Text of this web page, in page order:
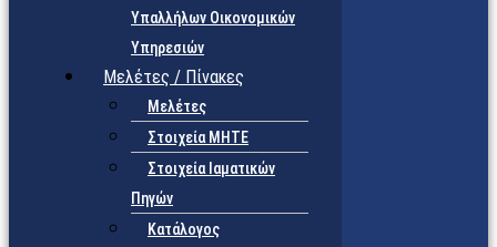
Υπαλλήλων Οικονομικών
Υπηρεσιών
Μελέτες / Πίνακες
Μελέτες
Στοιχεία ΜΗΤΕ
Στοιχεία Ιαματικών
Πηγών
Κατάλογος